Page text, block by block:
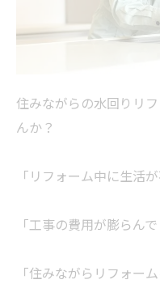
住みながらの水回りリ
んか？
「リフォーム中に生活
「工事の費用が膨らん
「住みながらリフォー